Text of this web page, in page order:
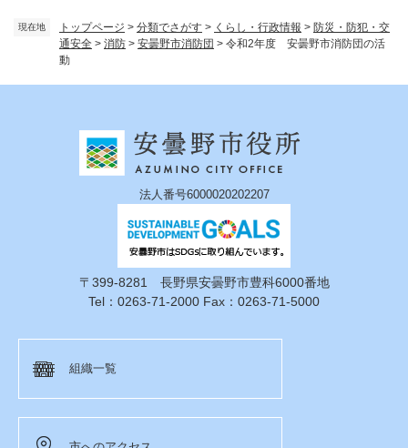
現在地 トップページ > 分類でさがす > くらし・行政情報 > 防災・防犯・交
通安全 > 消防 > 安曇野市消防団 > 令和2年度 安曇野市消防団の活
動
法人番号6000020202207
〒399-8281 長野県安曇野市豊科6000番地
Tel：0263-71-2000 Fax：0263-71-5000
組織一覧